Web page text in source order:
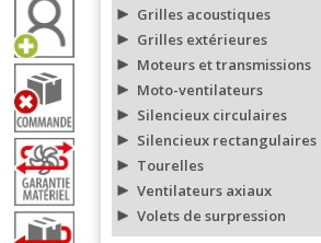
Grilles acoustiques
Grilles extérieures
Moteurs et transmissions
Moto-ventilateurs
Silencieux circulaires
Silencieux rectangulaires
Tourelles
Ventilateurs axiaux
Volets de surpression